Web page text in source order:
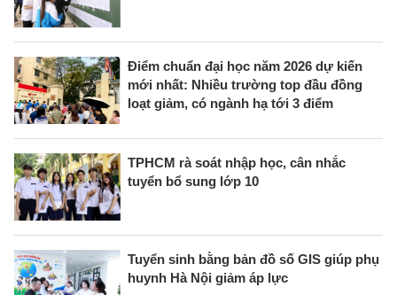
Điểm chuẩn đại học năm 2026 dự kiến
mới nhất: Nhiều trường top đầu đồng
loạt giảm, có ngành hạ tới 3 điểm
TPHCM rà soát nhập học, cân nhắc
tuyển bổ sung lớp 10
Tuyển sinh bằng bản đồ số GIS giúp phụ
huynh Hà Nội giảm áp lực